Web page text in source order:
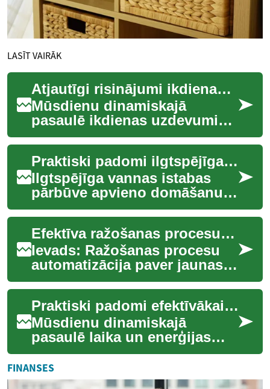
LASĪT VAIRĀK
Atjautīgi risinājumi ikdienas izaicinājumiem.
Mūsdienu dinamiskajā
pasaulē ikdienas uzdevumi
un pienākumi var šķist
pārsvarājoši. Taču, pielietojot
atjautīgas piee...
Praktiski padomi ilgtspējīgai vannas telpas pārvērtībai
Ilgtspējīga vannas istabas
pārbūve apvieno domāšanu
par funkcionalitāti, materiālu
ilgmūžību un
energoefektivitāti. Š...
Efektīva ražošanas procesu automatizācija: izaicinājumi un risinājumi
Ievads: Ražošanas procesu
automatizācija paver jaunas
iespējas uzņēmumiem
paaugstināt efektivitāti un
konkurētspēju. ...
Praktiski padomi efektīvākai dzīvei
Mūsdienu dinamiskajā
pasaulē laika un enerģijas
pārvaldība ir kļuvusi par
būtisku prasmi. Meklējot
veidus, kā padarīt...
FINANSES